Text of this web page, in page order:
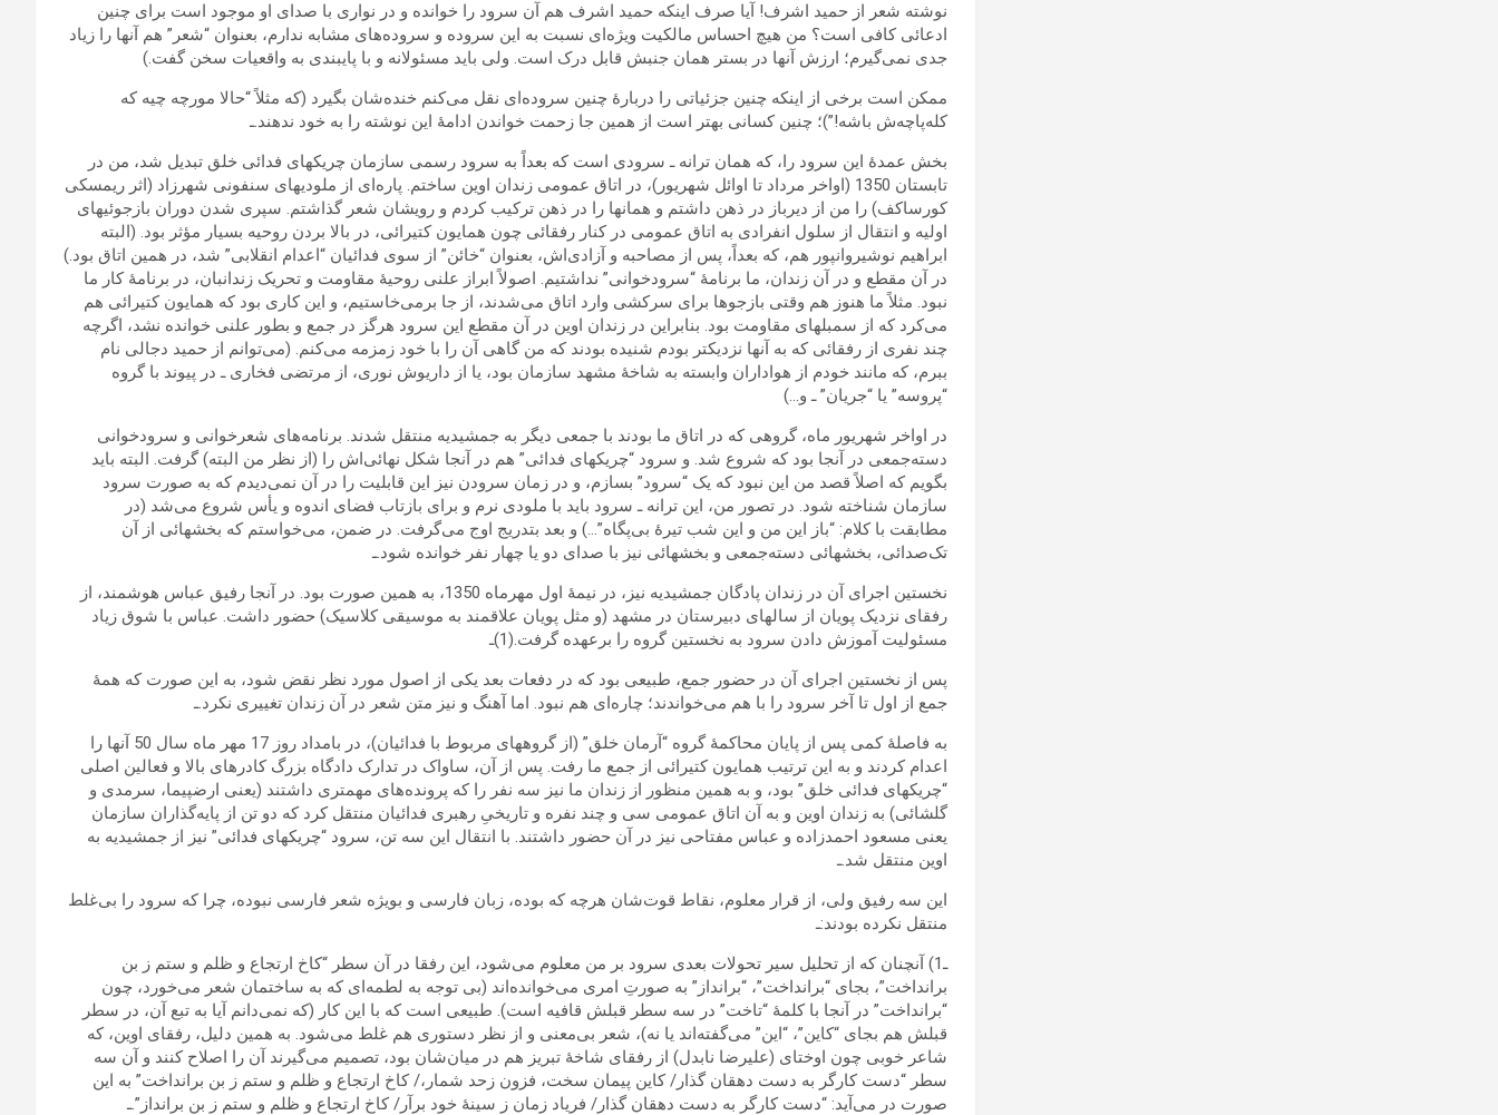
نوشته شعر از حمید اشرف! آیا صرف اینکه حمید اشرف هم آن سرود را خوانده و در نواری با صدای او موجود است برای چنین
ادعائی کافی است؟ من هیچ احساس‏ مالکیت ویژه‌ای نسبت به این سروده و سروده‌های مشابه ندارم، بعنوان “شعر” هم آنها را زیاد
جدی نمی‌گیرم؛ ارزش‏ آنها در بستر همان جنبش‏ قابل درک است. ولی باید مسئولانه و با پایبندی به واقعیات سخن گفت.)
ممکن است برخی از اینکه چنین جزئیاتی را دربارۀ چنین سروده‌ای نقل می‌کنم خنده‌شان بگیرد (که مثلاً “حالا مورچه چیه که
کله‌پاچه‌ش‏ باشه!”)؛ چنین کسانی بهتر است از همین جا زحمت خواندن ادامۀ این نوشته را به خود ندهند.ـ
بخش‏ عمدۀ این سرود را، که همان ترانه ـ سرودی است که بعداً به سرود رسمی سازمان چریکهای فدائی خلق تبدیل شد، من در
تابستان 1350 (اواخر مرداد تا اوائل شهریور)، در اتاق عمومی زندان اوین ساختم. پار‌ه‌ای از ملودیهای سنفونی شهرزاد (اثر ریمسکی
کورساکف) را من از دیرباز در ذهن داشتم و همانها را در ذهن ترکیب کردم و رویشان شعر گذاشتم. سپری شدن دوران بازجوئیهای
اولیه و انتقال از سلول انفرادی به اتاق عمومی در کنار رفقائی چون همایون کتیرائی، در بالا بردن روحیه بسیار مؤثر بود. (البته
ابراهیم نوشیروانپور هم، که بعداً، پس‏ از مصاحبه و آزادی‌اش‏، بعنوان “خائن” از سوی فدائیان “اعدام انقلابی” شد، در همین اتاق بود.)
در آن مقطع و در آن زندان، ما برنامۀ “سرودخوانی” نداشتیم. اصولاً ابراز علنی روحیۀ مقاومت و تحریک زندانبان، در برنامۀ کار ما
نبود. مثلاً ما هنوز هم وقتی بازجوها برای سرکشی وارد اتاق می‌شدند، از جا برمی‌خاستیم، و این کاری بود که همایون کتیرائی هم
می‌کرد که از سمبلهای مقاومت بود. بنابراین در زندان اوین در آن مقطع این سرود هرگز در جمع و بطور علنی خوانده نشد، اگرچه
چند نفری از رفقائی که به آنها نزدیکتر بودم شنیده بودند که من گاهی آن را با خود زمزمه می‌کنم. (می‌توانم از حمید دجالی نام
ببرم، که مانند خودم از هواداران وابسته به شاخۀ مشهد سازمان بود، یا از داریوش‏ نوری، از مرتضی فخاری ـ در پیوند با گروه
“پروسه” یا “جریان” ـ و…)
در اواخر شهریور ماه، گروهی که در اتاق ما بودند با جمعی دیگر به جمشیدیه منتقل شدند. برنامه‌های شعرخوانی و سرودخوانی
دسته‌جمعی در آنجا بود که شروع شد. و سرود “چریکهای فدائی” هم در آنجا شکل نهائی‌اش‏ را (از نظر من البته) گرفت. البته باید
بگویم که اصلاً قصد من این نبود که یک “سرود” بسازم، و در زمان سرودن نیز این قابلیت را در آن نمی‌دیدم که به صورت سرود
سازمان شناخته شود. در تصور من، این ترانه ـ سرود باید با ملودی نرم و برای بازتاب فضای اندوه و یأس‏ شروع می‌شد (در
مطابقت با کلام: “باز این من و این شب تیرۀ بی‌پگاه”…) و بعد بتدریج اوج می‌گرفت. در ضمن، می‌خواستم که بخشهائی از آن
تک‌صدائی، بخشهائی دسته‌جمعی و بخشهائی نیز با صدای دو یا چهار نفر خوانده شود.ـ
نخستین اجرای آن در زندان پادگان جمشیدیه نیز، در نیمۀ اول مهرماه 1350، به همین صورت بود. در آنجا رفیق عباس‏ هوشمند، از
رفقای نزدیک پویان از سالهای دبیرستان در مشهد (و مثل پویان علاقمند به موسیقی کلاسیک) حضور داشت. عباس‏ با شوق زیاد
مسئولیت آموزش‏ دادن سرود به نخستین گروه را برعهده گرفت.(1)ـ
پس‏ از نخستین اجرای آن در حضور جمع، طبیعی بود که در دفعات بعد یکی از اصول مورد نظر نقض‏ شود، به این صورت که همۀ
جمع از اول تا آخر سرود را با هم می‌خواندند؛ چاره‌ای هم نبود. اما آهنگ و نیز متن شعر در آن زندان تغییری نکرد.ـ
به فاصلۀ کمی پس‏ از پایان محاکمۀ گروه “آرمان خلق” (از گروههای مربوط با فدائیان)، در بامداد روز 17 مهر ماه سال 50 آنها را
اعدام کردند و به این ترتیب همایون کتیرائی از جمع ما رفت. پس‏ از آن، ساواک در تدارک دادگاه بزرگ کادرهای بالا و فعالین اصلی
“چریکهای فدائی خلق” بود، و به همین منظور از زندان ما نیز سه نفر را که پرونده‌های مهمتری داشتند (یعنی ارض‏پیما، سرمدی و
گلشائی) به زندان اوین و به آن اتاق عمومی سی و چند نفره و تاریخیِ رهبری فدائیان منتقل کرد که دو تن از پایه‌گذاران سازمان
یعنی مسعود احمدزاده و عباس‏ مفتاحی نیز در آن حضور داشتند. با انتقال این سه تن، سرود “چریکهای فدائی” نیز از جمشیدیه به
اوین منتقل شد.ـ
این سه رفیق ولی، از قرار معلوم، نقاط قوت‌شان هرچه که بوده، زبان فارسی و بویژه شعر فارسی نبوده، چرا که سرود را بی‌غلط
منتقل نکرده بودند:ـ
ـ1) آنچنان که از تحلیل سیر تحولات بعدی سرود بر من معلوم می‌شود، این رفقا در آن سطر “کاخ ارتجاع و ظلم و ستم ز بن
برانداخت”، بجای “برانداخت”، “برانداز” به صورتِ امری می‌خوانده‌‌اند (بی توجه به لطمه‌ای که به ساختمان شعر می‌خورد، چون
“برانداخت” در آنجا با کلمۀ “تاخت” در سه سطر قبلش‏ قافیه است). طبیعی است که با این کار (که نمی‌دانم آیا به تبع آن، در سطر
قبلش‏ هم بجای “کاین”، “این” می‌گفته‌اند یا نه)، شعر بی‌معنی و از نظر دستوری هم غلط می‌شود. به همین دلیل، رفقای اوین، که
شاعر خوبی چون اوختای (علیرضا نابدل) از رفقای شاخۀ تبریز هم در میان‌شان بود، تصمیم می‌گیرند آن را اصلاح کنند و آن سه
سطر “دست کارگر به دست دهقان گذار/ کاین پیمان سخت، فزون زحد شمار،/ کاخ ارتجاع و ظلم و ستم ز بن برانداخت” به این
صورت در می‌آید: “دست کارگر به دست دهقان گذار/ فریاد زمان ز سینۀ خود برآر/ کاخ ارتجاع و ظلم و ستم ز بن برانداز”.ـ